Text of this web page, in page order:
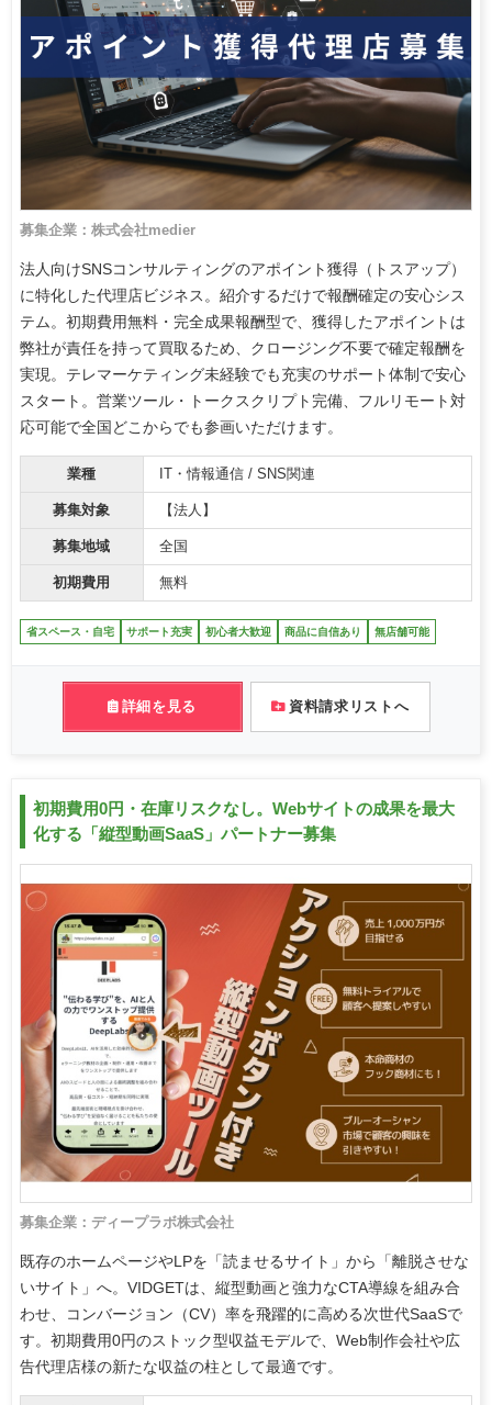
募集企業：株式会社medier
法人向けSNSコンサルティングのアポイント獲得（トスアップ）
に特化した代理店ビジネス。紹介するだけで報酬確定の安心シス
テム。初期費用無料・完全成果報酬型で、獲得したアポイントは
弊社が責任を持って買取るため、クロージング不要で確定報酬を
実現。テレマーケティング未経験でも充実のサポート体制で安心
スタート。営業ツール・トークスクリプト完備、フルリモート対
応可能で全国どこからでも参画いただけます。
業種 IT・情報通信 / SNS関連
募集対象 【法人】
募集地域 全国
初期費用 無料
省スペース・自宅 サポート充実 初心者大歓迎 商品に自信あり 無店舗可能
詳細を見る 資料請求リストへ
初期費用0円・在庫リスクなし。Webサイトの成果を最大
化する「縦型動画SaaS」パートナー募集
募集企業：ディープラボ株式会社
既存のホームページやLPを「読ませるサイト」から「離脱させな
いサイト」へ。VIDGETは、縦型動画と強力なCTA導線を組み合
わせ、コンバージョン（CV）率を飛躍的に高める次世代SaaSで
す。初期費用0円のストック型収益モデルで、Web制作会社や広
告代理店様の新たな収益の柱として最適です。